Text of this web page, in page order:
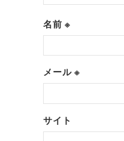
名前※
メール※
サイト